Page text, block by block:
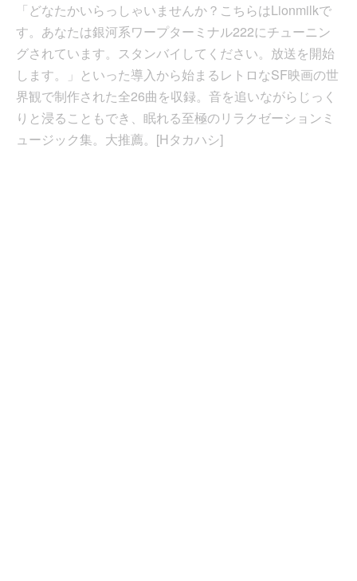
「どなたかいらっしゃいませんか？こちらはLionmilkで
す。あなたは銀河系ワープターミナル222にチューニン
グされています。スタンバイしてください。放送を開始
します。」といった導入から始まるレトロなSF映画の世
界観で制作された全26曲を収録。音を追いながらじっく
りと浸ることもでき、眠れる至極のリラクゼーションミ
ュージック集。大推薦。[Hタカハシ]